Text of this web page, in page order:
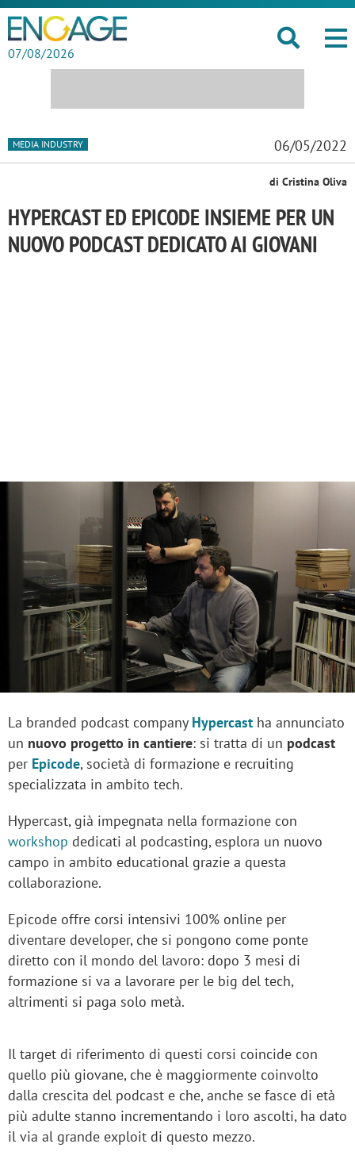
07/08/2026
MEDIA INDUSTRY 06/05/2022
di Cristina Oliva
HYPERCAST ED EPICODE INSIEME PER UN
NUOVO PODCAST DEDICATO AI GIOVANI
La branded podcast company Hypercast ha annunciato
un nuovo progetto in cantiere: si tratta di un podcast
per Epicode, società di formazione e recruiting
specializzata in ambito tech.
Hypercast, già impegnata nella formazione con
workshop dedicati al podcasting, esplora un nuovo
campo in ambito educational grazie a questa
collaborazione.
Epicode offre corsi intensivi 100% online per
diventare developer, che si pongono come ponte
diretto con il mondo del lavoro: dopo 3 mesi di
formazione si va a lavorare per le big del tech,
altrimenti si paga solo metà.
Il target di riferimento di questi corsi coincide con
quello più giovane, che è maggiormente coinvolto
dalla crescita del podcast e che, anche se fasce di età
più adulte stanno incrementando i loro ascolti, ha dato
il via al grande exploit di questo mezzo.